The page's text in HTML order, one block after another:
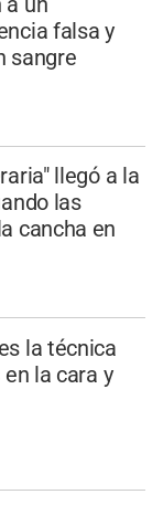
falsa y
sangre
llegó a la
las
cancha en
la técnica
la cara y